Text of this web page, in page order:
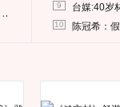
9 台媒:40岁
10 陈冠希：